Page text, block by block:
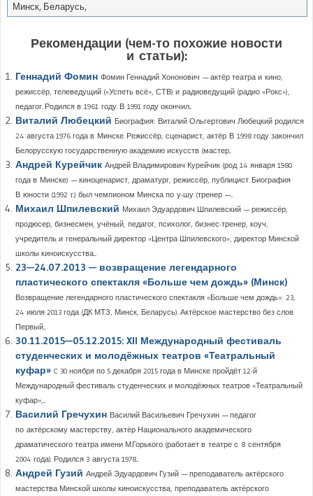
Минск, Беларусь,
Рекомендации (чем-то похожие новости
и статьи):
Геннадий Фомин Фомин Геннадий Хононович — актёр театра и кино,
режиссёр, телеведущий («Успеть всё», СТВ) и радиоведущий (радио «Рокс»),
педагог. Родился в 1961 году. В 1991 году окончил...
Виталий Любецкий Биография: Виталий Ольгертович Любецкий родился
24 августа 1976 года в Минске. Режиссёр, сценарист, актёр. В 1998 году закончил
Белорусскую государственную академию искусств (мастер...
Андрей Курейчик Андрей Владимирович Курейчик (род. 14 января 1980
года в Минске) — киноценарист, драматург, режиссёр, публицист. Биография
В юности (1992 г.) был чемпионом Минска по у-шу (тренер —...
Михаил Шпилевский Михаил Эдуардович Шпилевский — режиссёр,
продюсер, бизнесмен, учёный, педагог, психолог, бизнес-тренер, коуч,
учредитель и генеральный директор «Центра Шпилевского», директор Минской
школы киноискусства....
23—24.07.2013 — возвращение легендарного
пластического спектакля «Больше чем дождь» (Минск)
Возвращение легендарного пластического спектакля «Больше чем дождь»: 23,
24 июля 2013 года (ДК МТЗ, Минск, Беларусь). Актёрское мастерство без слов.
Первый...
30.11.2015—05.12.2015: XІI Международный фестиваль
студенческих и молодёжных театров «Театральный
куфар» C 30 ноября по 5 декабря 2015 года в Минске пройдёт 12-й
Международный фестиваль студенческих и молодёжных театров «Театральный
куфар»,...
Василий Гречухин Василий Васильевич Гречухин — педагог
по актёрскому мастерству, актёр Национального академического
драматического театра имени М.Горького (работает в театре с 8 сентября
2004 года). Родился 3 августа 1978...
Андрей Гузий Андрей Эдуардович Гузий — преподаватель актёрского
мастерства Минской школы киноискусства, преподаватель актёрского